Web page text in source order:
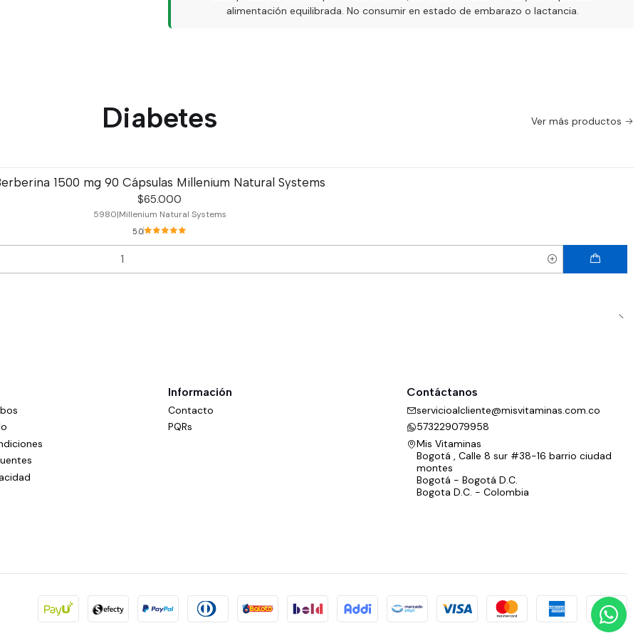
alimentación equilibrada. No consumir en estado de embarazo o lactancia.
Diabetes Ver más productos
1500 mg 90 Cápsulas Millenium Natural Systems
$65.000
5980|Millenium Natural Systems
5.0
Información
Contacto
PQRs
Contáctanos
servicioalcliente@misvitaminas.com.co
573229079958
Mis Vitaminas
Bogotá , Calle 8 sur #38-16 barrio ciudad
montes
Bogotá - Bogotá D.C.
Bogota D.C. - Colombia